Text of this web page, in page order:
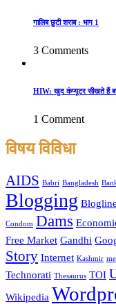
गालिब छुटी शराब : भाग 1
3 Comments
HIW: खुद कंप्यूटर सीखते हैं
1 Comment
विषय विविधा
AIDS Babri Bangladesh
Blogging
Condom Dams
Free Market Gandhi
Story Internet Kashmir
Technorati Thesaurus TOI
Wikipedia